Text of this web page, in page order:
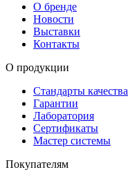
О бренде
Новости
Выставки
Контакты
О продукции
Стандарты качества
Гарантии
Лаборатория
Сертификаты
Мастер системы
Покупателям